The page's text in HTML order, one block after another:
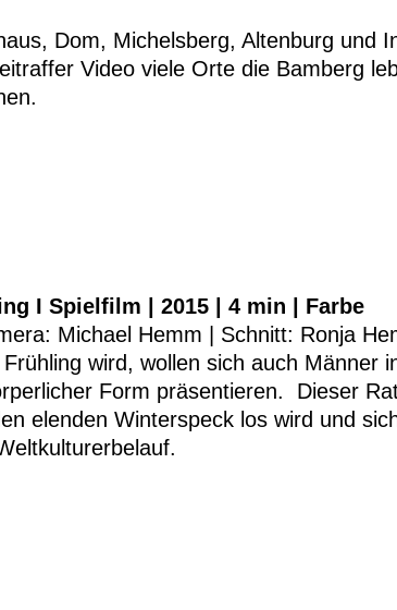
Dom, Michelsberg, Altenburg und
Video viele Orte die Bamberg
I Spielfilm | 2015 | 4 min | Farbe
Michael Hemm | Schnitt: Ronja
wird, wollen sich auch Männer
Form präsentieren. Dieser
elenden Winterspeck los wird und